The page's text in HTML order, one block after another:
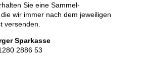
Sie eine Sammel-
wir immer nach dem jeweiligen
versenden.
Sparkasse
2886 53